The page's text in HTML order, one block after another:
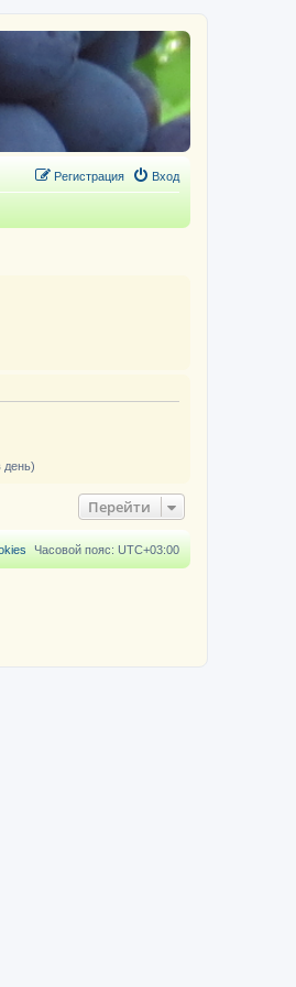
Вход
Регистрация
день)
Перейти
Часовой пояс: UTC+03:00